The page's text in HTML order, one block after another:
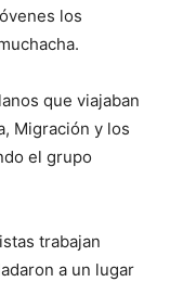
los
que viajaban
Migración y los
el grupo
trabajan
a un lugar